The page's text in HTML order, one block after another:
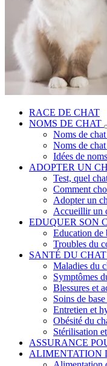
RACE DE CHAT
NOMS DE CHAT
Noms de
Noms de
Idées de
ADOPTER UN
Test, quel
Comment
Adopter un
Accueillir un
EDUQUER SON
Education de
Troubles du
SANTÉ DU CHAT
Maladies du
Symptômes
Blessures et
Soins de
Entretien et
Obésité du
Stérilisation
ASSURANCE
ALIMENTATION